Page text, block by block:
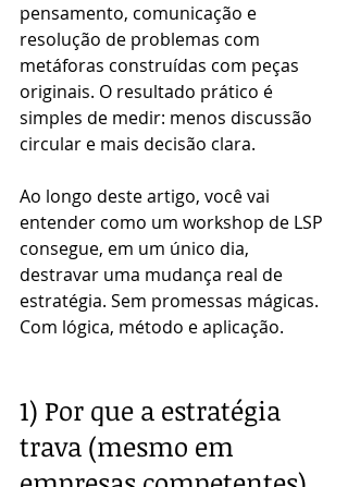
pensamento, comunicação e
resolução de problemas com
metáforas construídas com peças
originais. O resultado prático é
simples de medir: menos discussão
circular e mais decisão clara.
Ao longo deste artigo, você vai
entender como um workshop de LSP
consegue, em um único dia,
destravar uma mudança real de
estratégia. Sem promessas mágicas.
Com lógica, método e aplicação.
1) Por que a estratégia
trava (mesmo em